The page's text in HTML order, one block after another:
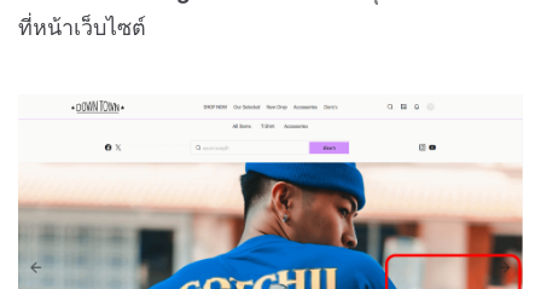
ที่หน้าเว็บไซต์